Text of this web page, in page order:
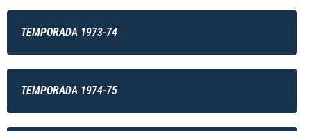
TEMPORADA 1973-74
TEMPORADA 1974-75